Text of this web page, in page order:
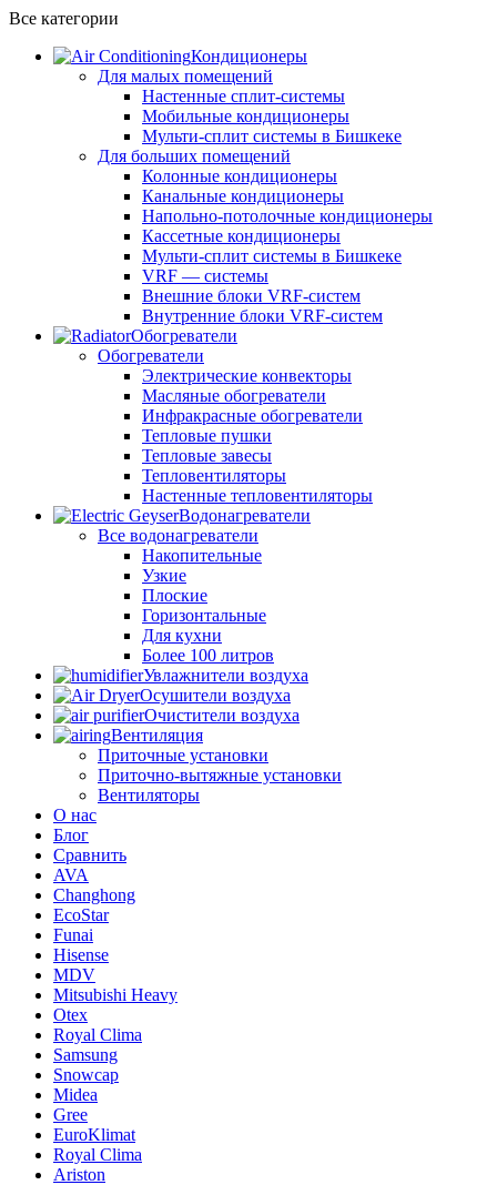
Все категории
Кондиционеры
Для малых помещений
Настенные сплит-системы
Мобильные кондиционеры
Мульти-сплит системы в Бишкеке
Для больших помещений
Колонные кондиционеры
Канальные кондиционеры
Напольно-потолочные кондиционеры
Кассетные кондиционеры
Мульти-сплит системы в Бишкеке
VRF — системы
Внешние блоки VRF-систем
Внутренние блоки VRF-систем
Обогреватели
Обогреватели
Электрические конвекторы
Масляные обогреватели
Инфракрасные обогреватели
Тепловые пушки
Тепловые завесы
Тепловентиляторы
Настенные тепловентиляторы
Водонагреватели
Все водонагреватели
Накопительные
Узкие
Плоские
Горизонтальные
Для кухни
Более 100 литров
Увлажнители воздуха
Осушители воздуха
Очистители воздуха
Вентиляция
Приточные установки
Приточно-вытяжные установки
Вентиляторы
О нас
Блог
Сравнить
AVA
Changhong
EcoStar
Funai
Hisense
MDV
Mitsubishi Heavy
Otex
Royal Clima
Samsung
Snowcap
Midea
Gree
EuroKlimat
Royal Clima
Ariston